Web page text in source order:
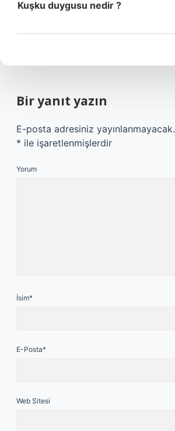
Kuşku duygusu nedir ?
Bir yanıt yazın
E-posta adresiniz yayınlanmayacak.
* ile işaretlenmişlerdir
Yorum
İsim*
E-Posta*
Web Sitesi